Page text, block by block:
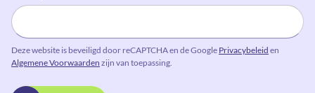
Deze website is beveiligd door reCAPTCHA en de Google Privacybeleid en
Algemene Voorwaarden zijn van toepassing.